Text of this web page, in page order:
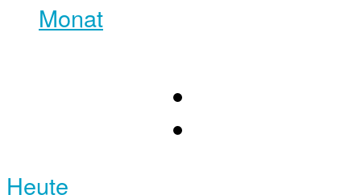
Monat
Heute